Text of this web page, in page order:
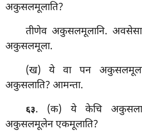
अकुसलमूलाति?
तीणेव अकुसलमूलानि.
अकुसलमूला.
(ख) ये वा पन
अकुसलाति? आमन्ता.
६३. (क) ये केचि अकुसला
अकुसलमूलेन एकमूलाति?